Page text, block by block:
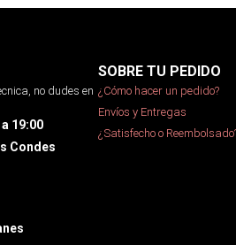
no dudes en
19:00
Condes
SOBRE TU PEDIDO
¿Cómo hacer un pedido?
Envíos y Entregas
¿Satisfecho o